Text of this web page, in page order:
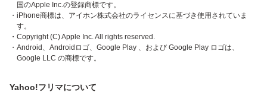
国のApple Inc.の登録商標です。
・iPhone商標は、アイホン株式会社のライセンスに基づき使用されていま
す。
・Copyright (C) Apple Inc. All rights reserved.
・Android、Androidロゴ、Google Play 、および Google Play ロゴは、
Google LLC の商標です。
Yahoo!フリマについて